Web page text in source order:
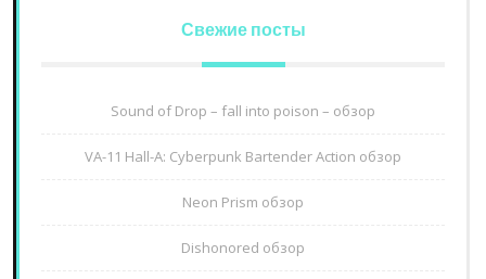
Свежие посты
Sound of Drop – fall into poison – обзор
VA-11 Hall-A: Cyberpunk Bartender Action обзор
Neon Prism обзор
Dishonored обзор